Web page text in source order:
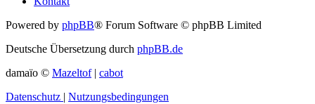
Powered by phpBB® Forum Software © phpBB Limited
Deutsche Übersetzung durch phpBB.de
damaïo © Mazeltof| cabot
Datenschutz | Nutzungsbedingungen